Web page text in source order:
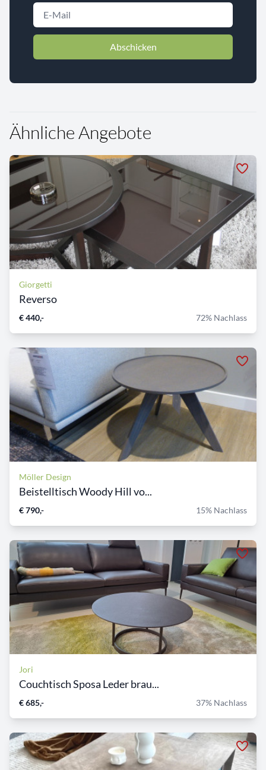
Abschicken
Ähnliche Angebote
Giorgetti
Reverso
€ 440,- 72% Nachlass
Möller Design
Beistelltisch Woody Hill vo...
€ 790,- 15% Nachlass
Jori
Couchtisch Sposa Leder brau...
€ 685,- 37% Nachlass